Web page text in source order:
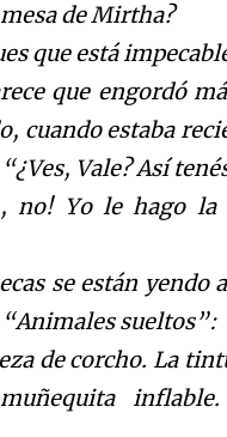
de Mirtha?
que está
que engordó
cuando estaba
Vale? Así
no! Yo le hago
se están
de corcho. La